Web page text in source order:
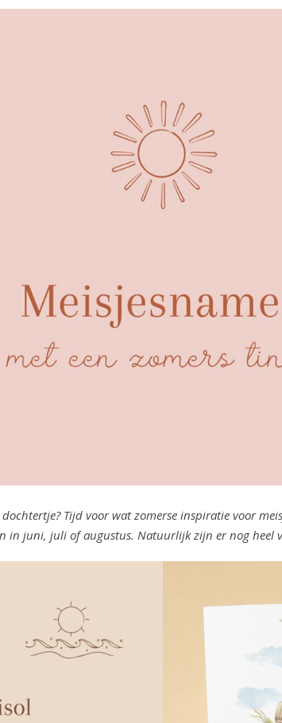
Tijd voor wat zomerse inspiratie voor
in juni, juli of augustus. Natuurlijk zijn er nog heel